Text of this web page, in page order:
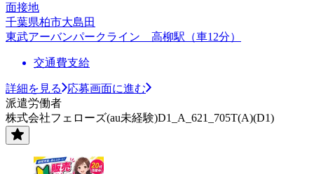
面接地
千葉県柏市大島田
東武アーバンパークライン 高柳駅（車12分）
交通費支給
詳細を見る
応募画面に進む
派遣労働者
株式会社フェローズ(au未経験)D1_A_621_705T(A)(D1)